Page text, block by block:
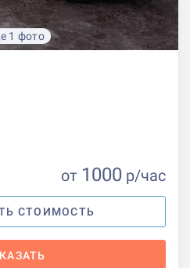
1 фото
от 1000 р/час
СТОИМОСТЬ